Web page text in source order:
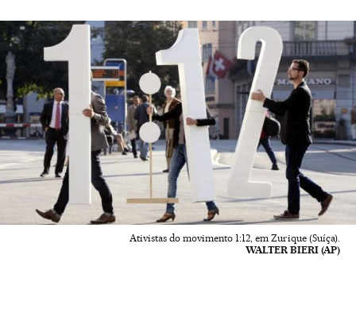
Ativistas do movimento 1:12, em Zurique (Suíça).
WALTER BIERI (AP)